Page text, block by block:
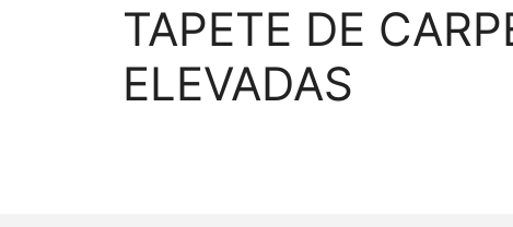
TAPETE DE
ELEVADAS